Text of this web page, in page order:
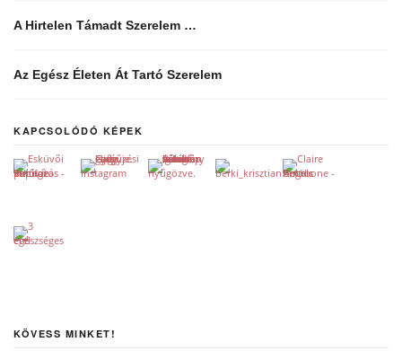
A Hirtelen Támadt Szerelem …
Az Egész Életen Át Tartó Szerelem
KAPCSOLÓDÓ KÉPEK
KÖVESS MINKET!